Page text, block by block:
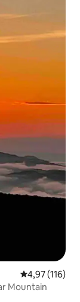
Classificação
4,97 (116)
Mountain